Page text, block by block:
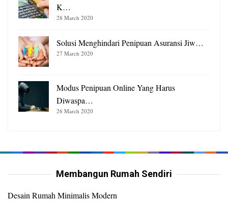
K…
28 March 2020
Solusi Menghindari Penipuan Asuransi Jiw…
27 March 2020
Modus Penipuan Online Yang Harus
Diwaspa…
26 March 2020
Membangun Rumah Sendiri
Desain Rumah Minimalis Modern